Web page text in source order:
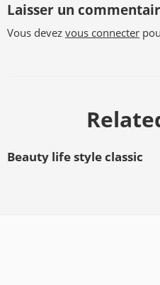
Laisser un
Vous devez vous connecter
Beauty life style classic